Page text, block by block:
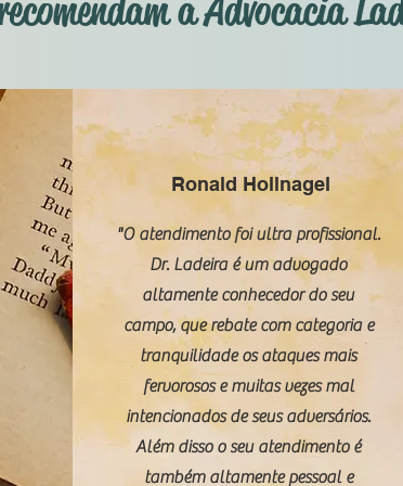
a Advocacia
Ronald Hollnagel
"O atendimento foi ultra profissional.
Dr. Ladeira é um advogado
altamente conhecedor do seu
campo, que rebate com categoria e
tranquilidade os ataques mais
fervorosos e muitas vezes mal
intencionados de seus adversários.
Além disso o seu atendimento é
também altamente pessoal e